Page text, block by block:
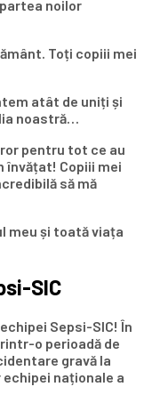
noilor
Toți copiii mei
atât de uniți și
noastră…
pentru tot ce au
învățat! Copiii mei
să mă
meu și toată viața
SIC
Sepsi-SIC! În
o perioadă de
gravă la
naționale a